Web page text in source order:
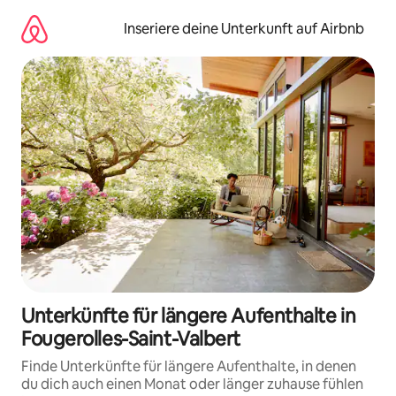
Inhalten
springen
Inseriere deine Unterkunft auf Airbnb
Unterkünfte für längere Aufenthalte in
Fougerolles-Saint-Valbert
Finde Unterkünfte für längere Aufenthalte, in denen
du dich auch einen Monat oder länger zuhause fühlen